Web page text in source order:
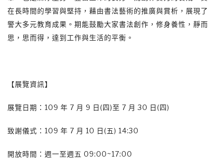
在長時間的學習與堅持，藉由書法藝術的推廣與賞析，展現了
警大多元教育成果。期能鼓勵大家書法創作，修身養性，靜而
思，思而得，達到工作與生活的平衡。
【展覽資訊】
展覽日期：109 年 7 月 9 日(四)至 7 月 30 日(四)
致謝儀式：109 年 7 月 10 日(五) 14:30
開放時間：週一至週五 09:00~17:00